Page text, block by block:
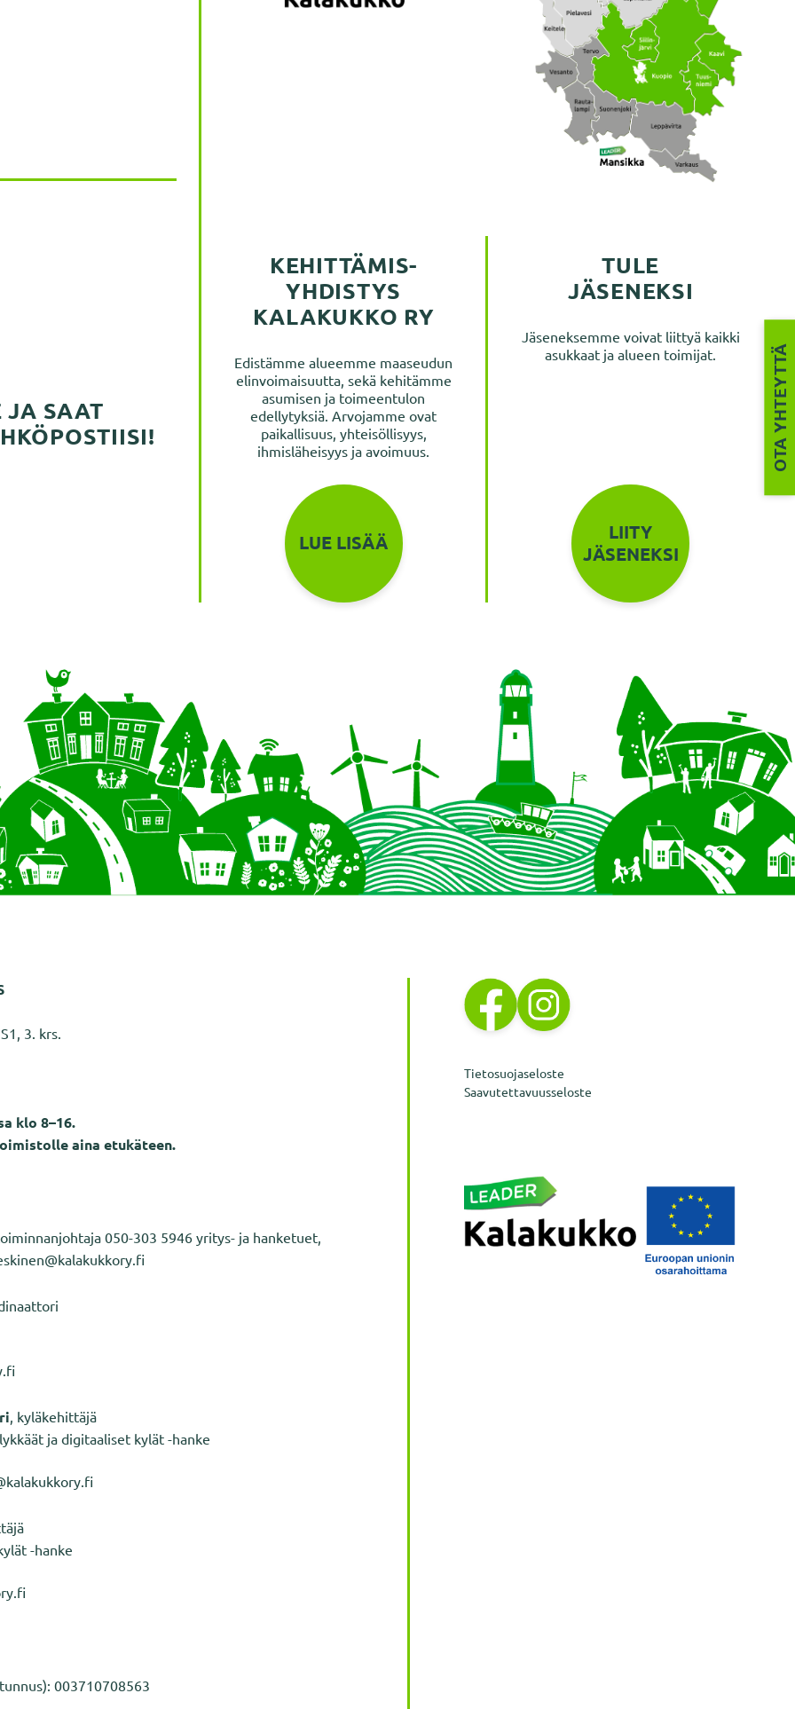
JA SAAT
KEHITTÄMIS­
YHDISTYS
KALAKUKKO RY
Edistämme alueemme maaseudun
elinvoimaisuutta, sekä kehitämme
asumisen ja toimeentulon
edellytyksiä. Arvojamme ovat
paikallisuus, yhteisöllisyys,
ihmisläheisyys ja avoimuus.
LUE LISÄÄ
TULE
JÄSENEKSI
Jäseneksemme voivat liittyä kaikki
asukkaat ja alueen toimijat.
LIITY
JÄSENEKSI
3. krs.
klo 8–16.
aina etukäteen.
050-303 5946 yritys- ja hanketuet,
, kyläkehittäjä
ja digitaaliset kylät -hanke
-hanke
003710708563
Tietosuojaseloste
Saavutettavuusseloste
OTA YHTEYTTÄ